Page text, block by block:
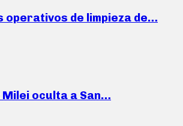
operativos de limpieza de…
Milei oculta a San…